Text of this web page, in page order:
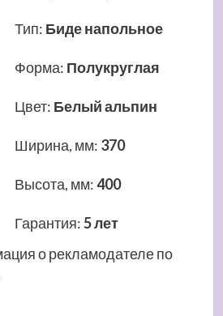
Тип: Биде напольное
Форма: Полукруглая
Цвет: Белый альпин
Ширина, мм: 370
Высота, мм:400
Гарантия:5 лет
о рекламодателе по